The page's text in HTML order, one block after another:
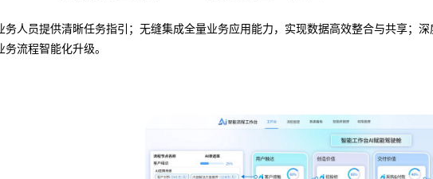
人员提供清晰任务指引；无缝集成全量业务应用能力，实现数据高效整合与共享；
流程智能化升级。